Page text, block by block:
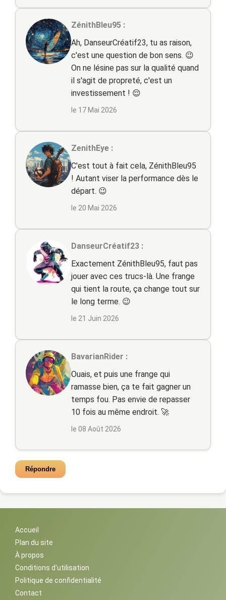
ZénithBleu95 :
Ah, DanseurCréatif23, tu as raison,
c'est une question de bon sens. 😉
On ne lésine pas sur la qualité quand
il s'agit de propreté, c'est un
investissement ! 😌
le 17 Mai 2026
ZenithEye :
C'est tout à fait cela, ZénithBleu95
! Autant viser la performance dès le
départ. 😉
le 20 Mai 2026
DanseurCréatif23 :
Exactement ZénithBleu95, faut pas
jouer avec ces trucs-là. Une frange
qui tient la route, ça change tout sur
le long terme. 😉
le 21 Juin 2026
BavarianRider :
Ouais, et puis une frange qui
ramasse bien, ça te fait gagner un
temps fou. Pas envie de repasser
10 fois au même endroit. 🚀
le 08 Août 2026
Répondre
Accueil
Plan du site
À propos
Conditions d'utilisation
Politique de confidentialité
Contact